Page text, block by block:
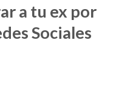
a tu ex por
Sociales